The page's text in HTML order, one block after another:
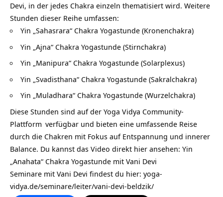
Devi, in der jedes Chakra einzeln thematisiert wird. Weitere
Stunden dieser Reihe umfassen:
Yin „Sahasrara“ Chakra Yogastunde (Kronenchakra)
Yin „Ajna“ Chakra Yogastunde (Stirnchakra)
Yin „Manipura“ Chakra Yogastunde (Solarplexus)
Yin „Svadisthana“ Chakra Yogastunde (Sakralchakra)
Yin „Muladhara“ Chakra Yogastunde (Wurzelchakra)
Diese Stunden sind auf der Yoga Vidya Community-
Plattform verfügbar und bieten eine umfassende Reise
durch die Chakren mit Fokus auf Entspannung und innerer
Balance. Du kannst das Video direkt hier ansehen: Yin
„Anahata“ Chakra Yogastunde mit Vani Devi
Seminare mit Vani Devi findest du hier: yoga-
vidya.de/seminare/leiter/vani-devi-beldzik/